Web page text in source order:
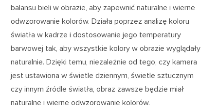
balansu bieli w obrazie, aby zapewnić naturalne i wierne
odwzorowanie kolorów. Działa poprzez analizę koloru
światła w kadrze i dostosowanie jego temperatury
barwowej tak, aby wszystkie kolory w obrazie wyglądały
naturalnie. Dzięki temu, niezależnie od tego, czy kamera
jest ustawiona w świetle dziennym, świetle sztucznym
czy innym źródle światła, obraz zawsze będzie miał
naturalne i wierne odwzorowanie kolorów.